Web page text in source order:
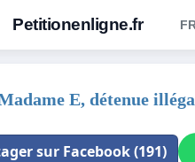
Petitionenligne.fr
E, détenue
sur Facebook (191)